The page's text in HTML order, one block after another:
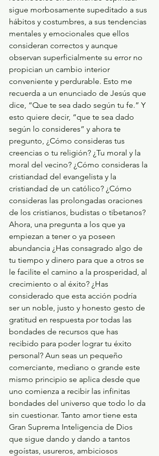
sigue morbosamente supeditado a sus
hábitos y costumbres, a sus tendencias
mentales y emocionales que ellos
consideran correctos y aunque
observan superficialmente su error no
propician un cambio interior
conveniente y perdurable. Esto me
recuerda a un enunciado de Jesús que
dice, “Que te sea dado según tu fe.” Y
esto quiere decir, “que te sea dado
según lo consideres” y ahora te
pregunto, ¿Cómo consideras tus
creencias o tu religión? ¿Tu moral y la
moral del vecino? ¿Cómo consideras la
cristiandad del evangelista y la
cristiandad de un católico? ¿Cómo
consideras las prolongadas oraciones
de los cristianos, budistas o tibetanos?
Ahora, una pregunta a los que ya
empiezan a tener o ya poseen
abundancia ¿Has consagrado algo de
tu tiempo y dinero para que a otros se
le facilite el camino a la prosperidad, al
crecimiento o al éxito? ¿Has
considerado que esta acción podría
ser un noble, justo y honesto gesto de
gratitud en respuesta por todas las
bondades de recursos que has
recibido para poder lograr tu éxito
personal? Aun seas un pequeño
comerciante, mediano o grande este
mismo principio se aplica desde que
uno comienza a recibir las infinitas
bondades del universo que todo lo da
sin cuestionar. Tanto amor tiene esta
Gran Suprema Inteligencia de Dios
que sigue dando y dando a tantos
egoístas, usureros, ambiciosos